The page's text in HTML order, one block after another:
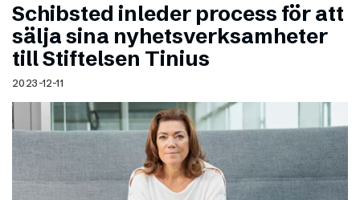
Schibsted inleder process för att
sälja sina nyhetsverksamheter
till Stiftelsen Tinius
2023-12-11